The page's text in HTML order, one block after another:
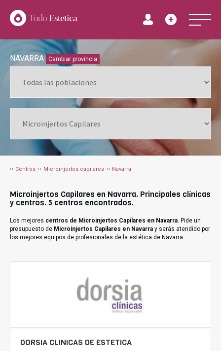
TodoEstetica
NAVARRA Cambiar provincia
Centros Microinjertos capilares Navarra
Microinjertos Capilares en Navarra. Principales clínicas
y centros. 5 centros encontrados.
Los mejores centros de Microinjertos Capilares en Navarra. Pide un
presupuesto de Microinjertos Capilares en Navarra y serás atendido por
los mejores equipos de profesionales de la estética de Navarra.
DORSIA CLINICAS DE ESTETICA